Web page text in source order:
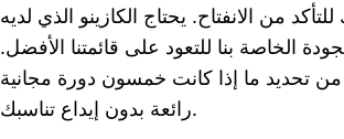
من الانفتاح. يحتاج الكازينو الذي لديه
الخاصة بنا للتعود على قائمتنا الأفضل.
تحديد ما إذا كانت خمسون دورة مجانية
رائعة بدون إيداع تناسبك.